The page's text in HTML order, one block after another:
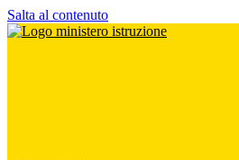
Salta al contenuto